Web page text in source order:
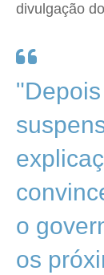
divulgação
o
os